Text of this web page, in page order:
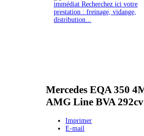
Mercedes EQA 350
AMG Line BVA 292cv
Imprimer
E-mail